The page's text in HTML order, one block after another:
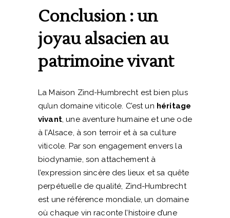
Conclusion : un
joyau alsacien au
patrimoine vivant
La Maison Zind-Humbrecht est bien plus
qu’un domaine viticole. C’est un héritage
vivant, une aventure humaine et une ode
à l’Alsace, à son terroir et à sa culture
viticole. Par son engagement envers la
biodynamie, son attachement à
l’expression sincère des lieux et sa quête
perpétuelle de qualité, Zind-Humbrecht
est une référence mondiale, un domaine
où chaque vin raconte l’histoire d’une